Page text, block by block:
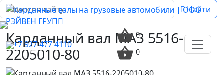
+7 927 477 4110
0
0
Найти
Карданный вал МАЗ 5516-
2205010-80